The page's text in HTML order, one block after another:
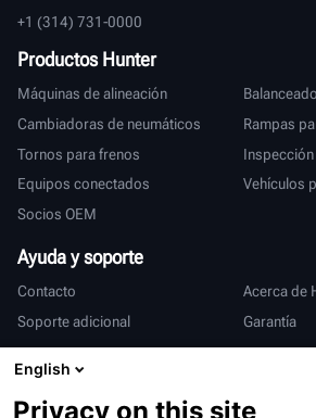
+1 (314) 731-0000
Productos Hunter
Máquinas de alineación
Cambiadoras de neumáticos
Rampas
Tornos para frenos
Equipos conectados
Vehículos
Socios OEM
Ayuda y soporte
Contacto
Acerca de
Soporte adicional
Garantía
Internacional
Ventas y servicio
English
Privacy on this site